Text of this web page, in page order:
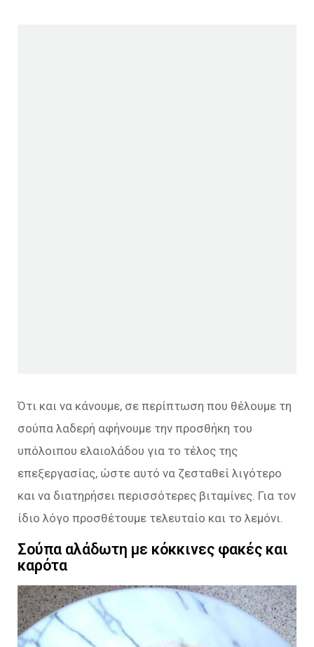
Ότι και να κάνουμε, σε περίπτωση που θέλουμε τη
σούπα λαδερή αφήνουμε την προσθήκη του
υπόλοιπου ελαιολάδου για το τέλος της
επεξεργασίας, ώστε αυτό να ζεσταθεί λιγότερο
και να διατηρήσει περισσότερες βιταμίνες. Για τον
ίδιο λόγο προσθέτουμε τελευταίο και το λεμόνι.
Σούπα αλάδωτη με κόκκινες φακές και
καρότα